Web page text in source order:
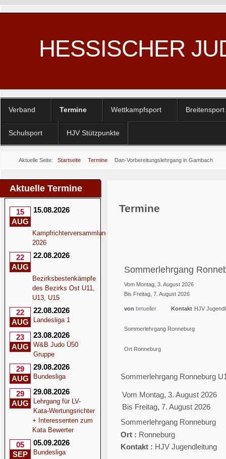
HESSISCHER
Verband Termine Wettkampfsport Breitensport
Schulsport HJV Stützpunkte
Aktuelle Seite: Startseite Termine Dan-Vorbereitungslehrgang in Gambach
Aktuelle Termine
15
AUG
15.08.2026
Kampfrichterversammlung
2026
22
AUG
22.08.2026
Bezirksbestenkämpfe
des Bezirks Ost U11,
U13, U15
22
AUG
22.08.2026
Landesliga 1
23
AUG
23.08.2026
W&B Judo Ü50
Gruppe
29
AUG
29.08.2026
Bundesliga
29
AUG
29.08.2026
Lehrgang für LV-
Kata-Wertungsrichter
+ Interessenten zum
Kata Bewerter
05
SEP
05.09.2026
Bundesliga
Termine
Sommerlehrgang
Vom Montag, 3. August 2026
Bis Freitag, 7. August 2026
vonbmueller Kontakt HJV
Sommerlehrgang Ronneburg
Ort Ronneburg
Sommerlehrgang Ronneburg
Vom Montag, 3. August 2026
Bis Freitag, 7. August 2026
Sommerlehrgang Ronneburg
Ort : Ronneburg
Kontakt : HJV Jugendleitung